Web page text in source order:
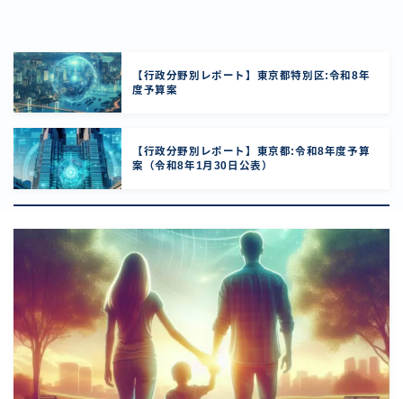
【行政分野別レポート】東京都特別区:令和8年
度予算案
【行政分野別レポート】東京都:令和8年度予算
案（令和8年1月30日公表）